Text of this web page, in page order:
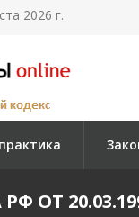
2026 г.
ОТ